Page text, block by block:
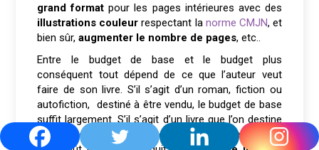
grand format pour les pages intérieures avec des
illustrations couleurrespectant la norme CMJN, et
bien sûr,augmenter le nombre de pages, etc..
Entre le budget de base et le budget plus
conséquent tout dépend de ce que l’auteur veut
faire de son livre. S’il s’agit d’un roman, fiction ou
autofiction, destiné à être vendu, le budget de base
suffit largement. S’il s’agit d’un livre que l’on destine
à quelques familiers, il peut être plus élevé, mais